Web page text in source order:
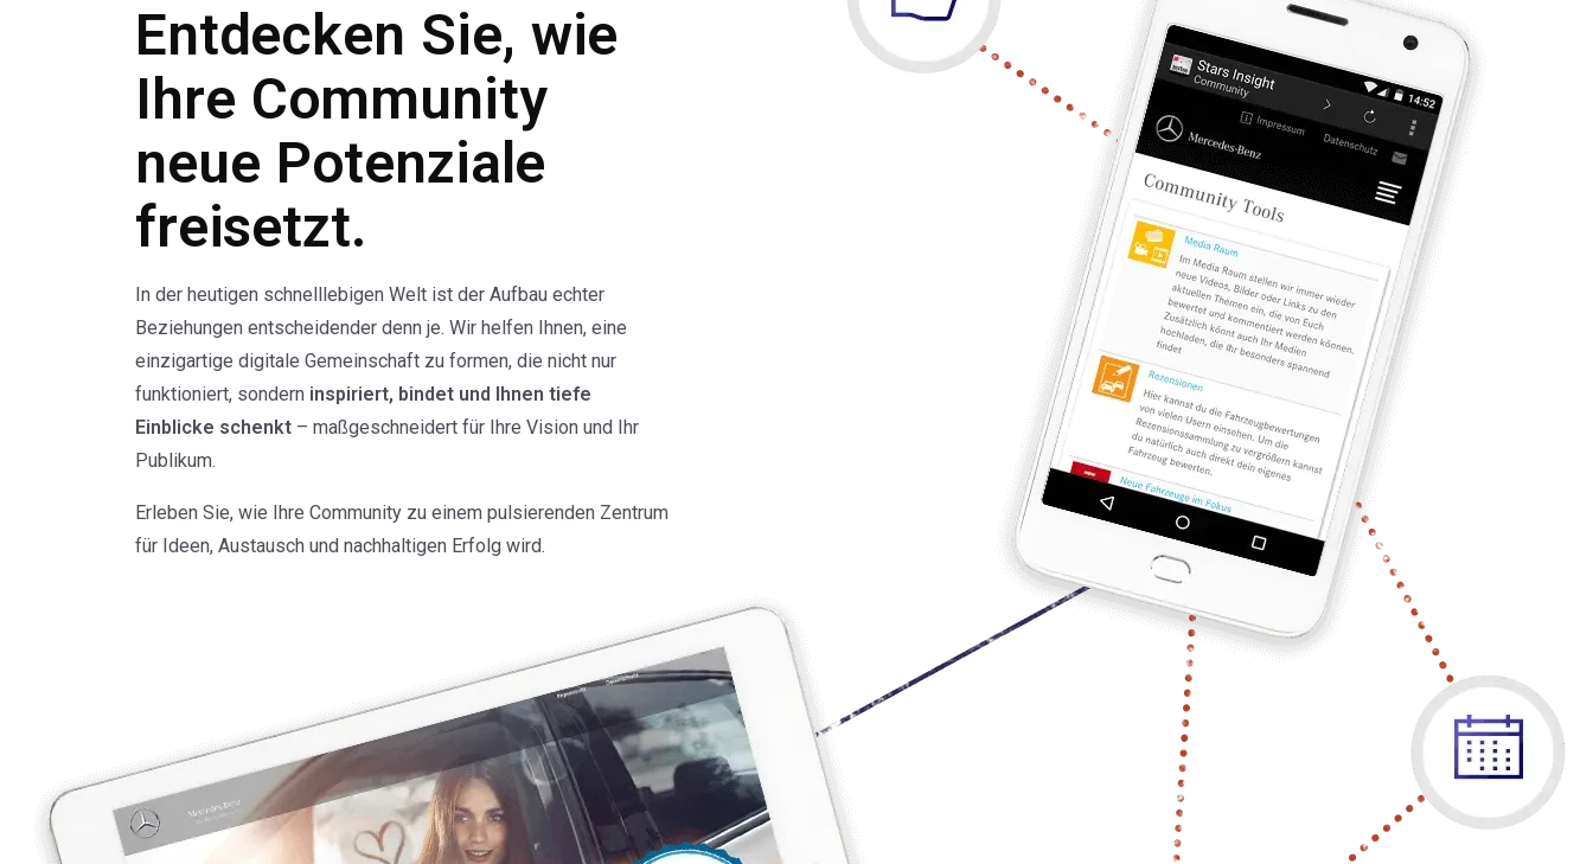
Entdecken Sie, wie
Ihre Community
neue Potenziale
freisetzt.
In der heutigen schnelllebigen Welt ist der Aufbau echter
Beziehungen entscheidender denn je. Wir helfen Ihnen, eine
einzigartige digitale Gemeinschaft zu formen, die nicht nur
funktioniert, sondern inspiriert, bindet und Ihnen tiefe
Einblicke schenkt – maßgeschneidert für Ihre Vision und Ihr
Publikum.
Erleben Sie, wie Ihre Community zu einem pulsierenden Zentrum
für Ideen, Austausch und nachhaltigen Erfolg wird.